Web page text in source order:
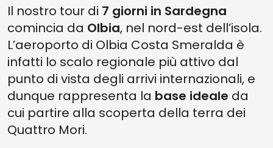
Il nostro tour di 7 giorni in Sardegna
comincia da Olbia, nel nord-est dell’isola.
L’aeroporto di Olbia Costa Smeralda è
infatti lo scalo regionale più attivo dal
punto di vista degli arrivi internazionali, e
dunque rappresenta la base ideale da
cui partire alla scoperta della terra dei
Quattro Mori.